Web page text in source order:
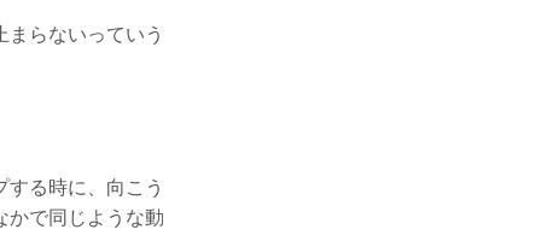
らないっていう
る時に、向こう
かで同じような動